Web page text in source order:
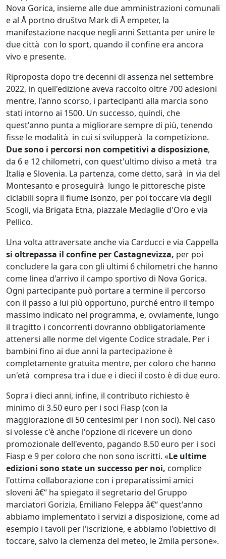
Nova Gorica, insieme alle due amministrazioni comunali
e al Å portno društvo Mark di Å empeter, la
manifestazione nacque negli anni Settanta per unire le
due città con lo sport, quando il confine era ancora
vivo e presente.
Riproposta dopo tre decenni di assenza nel settembre
2022, in quell'edizione aveva raccolto oltre 700 adesioni
mentre, l'anno scorso, i partecipanti alla marcia sono
stati intorno ai 1500. Un successo, quindi, che
quest'anno punta a migliorare sempre di più, tenendo
fisse le modalità in cui si svilupperà la competizione.
Due sono i percorsi non competitivi a disposizione,
da 6 e 12 chilometri, con quest'ultimo diviso a metà tra
Italia e Slovenia. La partenza, come detto, sarà in via del
Montesanto e proseguirà lungo le pittoresche piste
ciclabili sopra il fiume Isonzo, per poi toccare via degli
Scogli, via Brigata Etna, piazzale Medaglie d'Oro e via
Pellico.
Una volta attraversate anche via Carducci e via Cappella
si oltrepassa il confine per Castagnevizza, per poi
concludere la gara con gli ultimi 6 chilometri che hanno
come linea d'arrivo il campo sportivo di Nova Gorica.
Ogni partecipante può portare a termine il percorso
con il passo a lui più opportuno, purché entro il tempo
massimo indicato nel programma, e, ovviamente, lungo
il tragitto i concorrenti dovranno obbligatoriamente
attenersi alle norme del vigente Codice stradale. Per i
bambini fino ai due anni la partecipazione è
completamente gratuita mentre, per coloro che hanno
un'età compresa tra i due e i dieci il costo è di due euro.
Sopra i dieci anni, infine, il contributo richiesto è
minimo di 3.50 euro per i soci Fiasp (con la
maggiorazione di 50 centesimi per i non soci). Nel caso
si volesse c'è anche l'opzione di ricevere un dono
promozionale dell'evento, pagando 8.50 euro per i soci
Fiasp e 9 per coloro che non sono iscritti. «Le ultime
edizioni sono state un successo per noi, complice
l'ottima collaborazione con i preparatissimi amici
sloveni â€“ ha spiegato il segretario del Gruppo
marciatori Gorizia, Emiliano Feleppa â€“ quest'anno
abbiamo implementato i servizi a disposizione, come ad
esempio i tavoli per l'iscrizione, e abbiamo l'obiettivo di
toccare, salvo la clemenza del meteo, le 2mila persone».